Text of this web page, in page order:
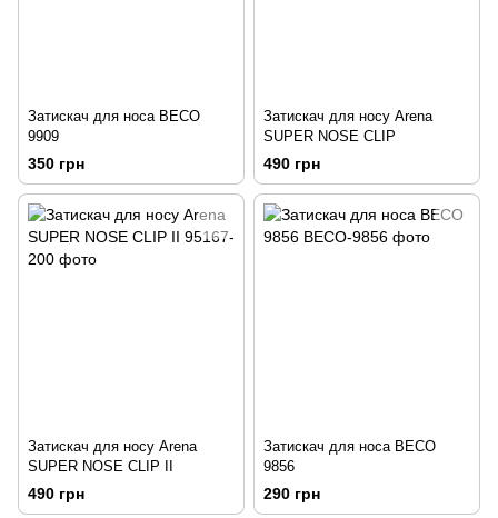
Затискач для носа BECO
9909
350 грн
Затискач для носу Arena
SUPER NOSE CLIP
490 грн
Затискач для носу Arena
SUPER NOSE CLIP II
490 грн
Затискач для носа BECO
9856
290 грн